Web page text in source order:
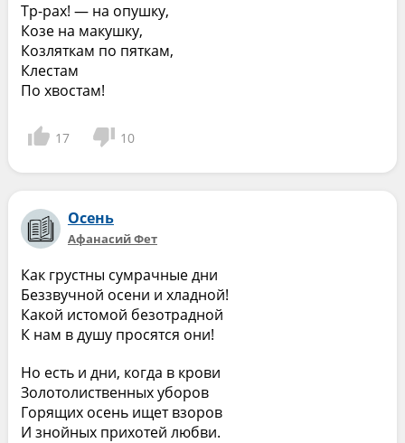
Тр-рах! — на опушку,
Козе на макушку,
Козляткам по пяткам,
Клестам
По хвостам!
17 10
Осень
Афанасий Фет
Как грустны сумрачные дни
Беззвучной осени и хладной!
Какой истомой безотрадной
К нам в душу просятся они!
Но есть и дни, когда в крови
Золотолиственных уборов
Горящих осень ищет взоров
И знойных прихотей любви.